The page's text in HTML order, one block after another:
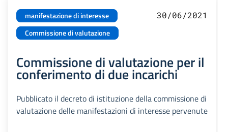
manifestazione di interesse
Commissione di valutazione
30/06/2021
Commissione di valutazione per il
conferimento di due incarichi
Pubblicato il decreto di istituzione della commissione di
valutazione delle manifestazioni di interesse pervenute